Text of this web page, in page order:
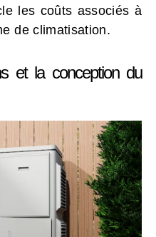
les coûts associés à
de climatisation.
et la conception du